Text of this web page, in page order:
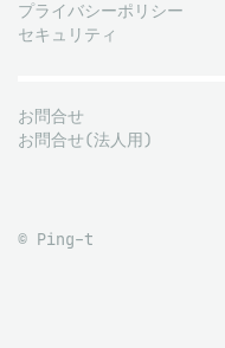
プライバシーポリシー
セキュリティ
お問合せ
お問合せ(法人用)
© Ping-t